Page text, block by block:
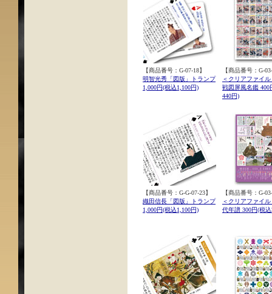
【商品番号：G-07-18】
明智光秀「図版」トランプ
1,000円(税込1,100円)
【商品番号：G-
＜クリアファイ
戦図屏風名鑑 400
440円)
【商品番号：G-G-07-23】
織田信長「図版」トランプ
1,000円(税込1,100円)
【商品番号：G-
＜クリアファイ
代年譜 300円(税込